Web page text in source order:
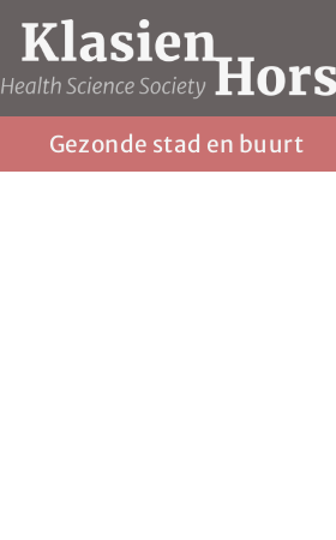
Gezonde stad en buurt